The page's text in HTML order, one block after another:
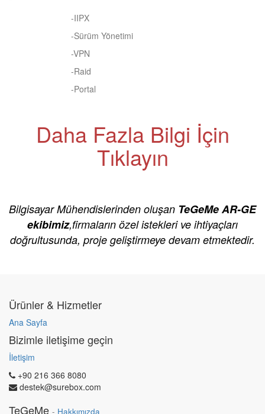
-IIPX
-Sürüm Yönetimi
-VPN
-Raid
-Portal
Daha Fazla Bilgi İçin
Tıklayın
Bilgisayar Mühendislerinden oluşan TeGeMe AR-GE
ekibimiz,firmaların özel istekleri ve ihtiyaçları
doğrultusunda, proje geliştirmeye devam etmektedir.
Ürünler & Hizmetler
Ana Sayfa
Bizimle iletişime geçin
İletişim
+90 216 366 8080
destek@surebox.com
TeGeMe - Hakkımızda